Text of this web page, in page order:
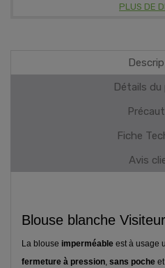
PLUS DE
Détails
Fiche
Avis
Blouse blanche
La blouse imperméable est à usage
fermeture à pression, sans poche